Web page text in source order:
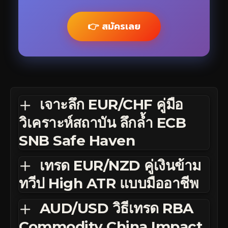
👉 สมัครเลย
เจาะลึก EUR/CHF คู่มือ
วิเคราะห์สถาบัน ลึกล้ำ ECB
SNB Safe Haven
เทรด EUR/NZD คู่เงินข้าม
ทวีป High ATR แบบมืออาชีพ
AUD/USD วิธีเทรด RBA